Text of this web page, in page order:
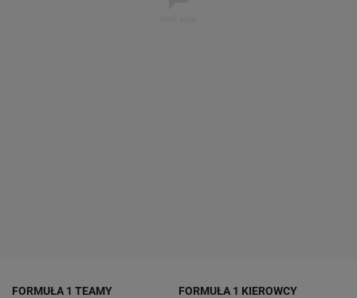
FORMUŁA 1 TEAMY FORMUŁA 1 KIEROWCY